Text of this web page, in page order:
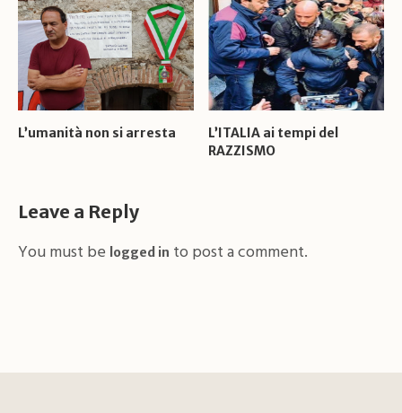
L’umanità non si arresta
L’ITALIA ai tempi del
RAZZISMO
Leave a Reply
You must be logged in to post a comment.